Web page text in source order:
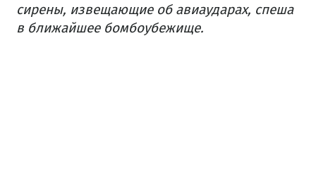
сирены, извещающие об авиаударах, спеша
в ближайшее бомбоубежище.